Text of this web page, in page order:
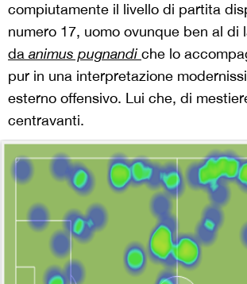
compiutamente il livello di partita
numero 17, uomo ovunque ben al di
daanimus pugnandi che lo
pur in una interpretazione
esterno offensivo. Lui che, di
centravanti.